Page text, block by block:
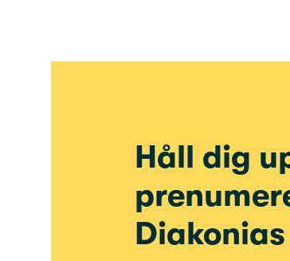
Håll dig